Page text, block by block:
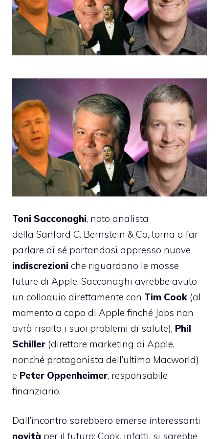
Toni Sacconaghi, noto analista
della Sanford C. Bernstein & Co, torna a far
parlare di sé portandosi appresso nuove
indiscrezioni che riguardano le mosse
future di Apple. Sacconaghi avrebbe avuto
un colloquio direttamente con Tim Cook (al
momento a capo di Apple finché Jobs non
avrà risolto i suoi problemi di salute), Phil
Schiller (direttore marketing di Apple,
nonché protagonista dell’ultimo Macworld)
e Peter Oppenheimer, responsabile
finanziario.
Dall’incontro sarebbero emerse interessanti
novità per il futuro; Cook, infatti, si sarebbe